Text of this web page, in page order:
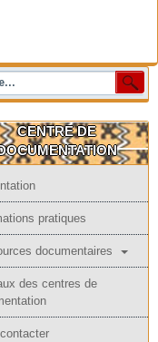
CENTRE DE
pratiques
documentaires
des centres de